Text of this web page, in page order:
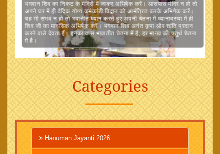
भगवान शिव का निकट के मंदिरों में जाकर अभिषेक करें। आसपास मंदिर न हो तो
अपने घर में ही वैदिक योग्य कर्मकांडी विद्वान को आमंत्रित करके अभिषेक करें।
यह भी संभव न हो तो भवातीत ध्यान करते हुए अपनी चेतना में ध्यानावस्था में ही
शिव जी का मानसिक अभिषेक करें। भगवान शिव अनंत कृपा और शांति प्रदान
करने वाले देवता हैं। इनका वास भावातीत चेतना में है, हर मानव की चतुर्थ चेतना
में है।
Categories
Hanuman Jayanti 2026